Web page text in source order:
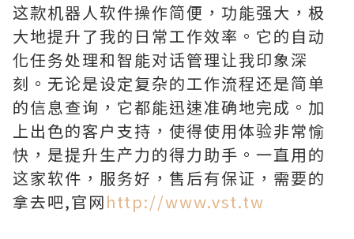
这款机器人软件操作简便，功能强大，极
大地提升了我的日常工作效率。它的自动
化任务处理和智能对话管理让我印象深
刻。无论是设定复杂的工作流程还是简单
的信息查询，它都能迅速准确地完成。加
上出色的客户支持，使得使用体验非常愉
快，是提升生产力的得力助手。一直用的
这家软件，服务好，售后有保证，需要的
拿去吧,官网http://www.vst.tw